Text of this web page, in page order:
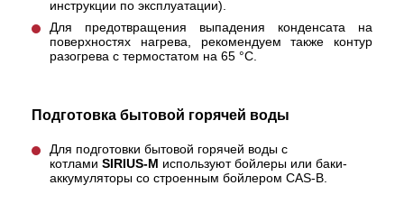
инструкции по эксплуатации).
Для предотвращения выпадения конденсата на
поверхностях нагрева, рекомендуем также контур
разогрева с термостатом на 65 °С.
Подготовка бытовой горячей воды
Для подготовки бытовой горячей воды с
котлами SIRIUS-М используют бойлеры или баки-
аккумуляторы со строенным бойлером CAS-B.